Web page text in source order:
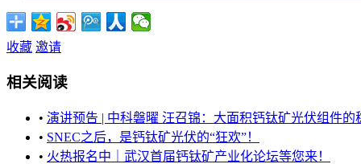
收藏 邀请
相关阅读
• 演讲预告 | 中科磐曜 汪召锦：大面积钙钛矿光伏组件
• SNEC之后，是钙钛矿光伏的“狂欢”！
• 火热报名中｜武汉首届钙钛矿产业化论坛等您来！